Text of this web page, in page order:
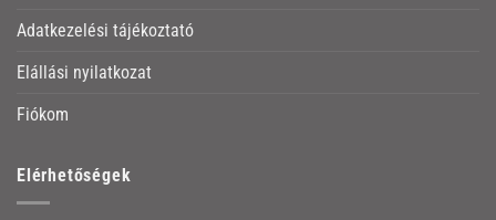
Adatkezelési tájékoztató
Elállási nyilatkozat
Fiókom
Elérhetőségek